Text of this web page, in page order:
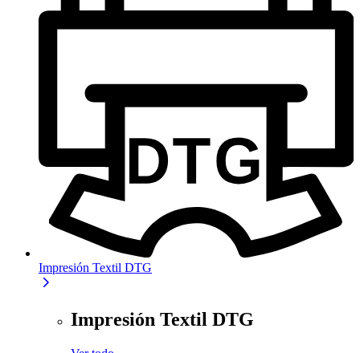
Impresión Textil DTG
Impresión Textil DTG